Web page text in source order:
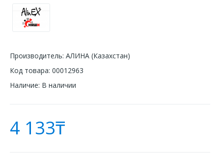
Производитель: АЛИНА (Казахстан)
Код товара: 00012963
Наличие: В наличии
4 133₸